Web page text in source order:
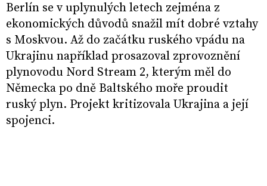
Berlín se v uplynulých letech zejména z
ekonomických důvodů snažil mít dobré vztahy
s Moskvou. Až do začátku ruského vpádu na
Ukrajinu například prosazoval zprovoznění
plynovodu Nord Stream 2, kterým měl do
Německa po dně Baltského moře proudit
ruský plyn. Projekt kritizovala Ukrajina a její
spojenci.